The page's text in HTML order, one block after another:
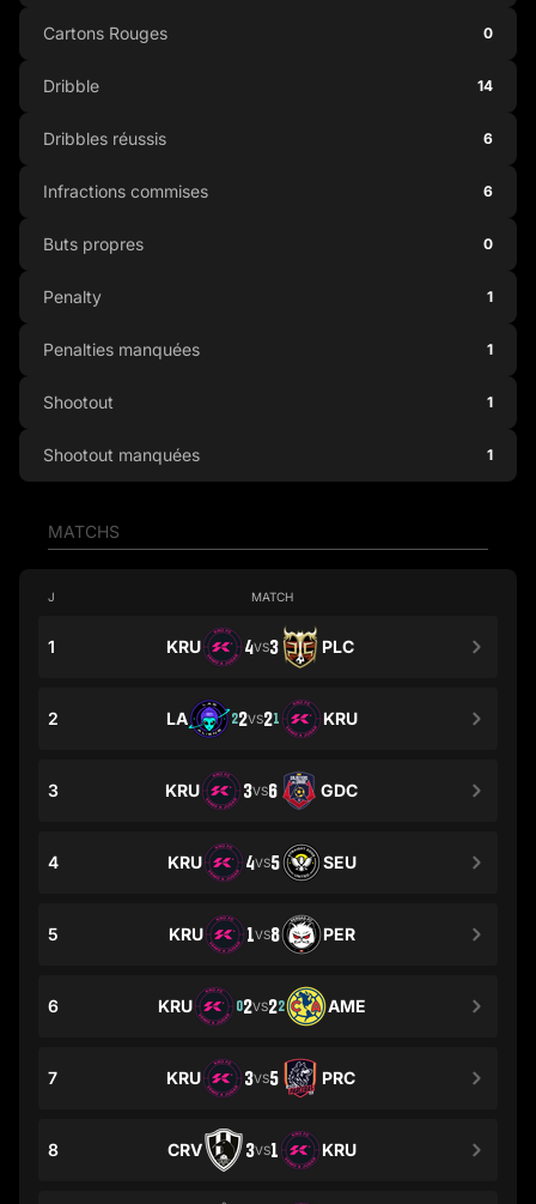
MATCHS
J MATCH
1 KRU 4VS3 PLC
2 LA 22VS21 KRU
3 KRU 3VS6 GDC
4 KRU 4VS5 SEU
5 KRU 1VS8 PER
6 KRU 02VS22 AME
7 KRU 3VS5 PRC
8 CRV 3VS1 KRU
Cartons Rouges 0
Dribble 14
Dribbles réussis 6
Infractions commises 6
Buts propres 0
Penalty 1
Penalties manquées 1
Shootout 1
Shootout manquées 1